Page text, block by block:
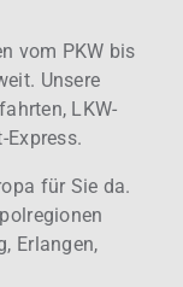
vom PKW bis
Unsere
LKW-
Express.
für Sie da.
Erlangen,